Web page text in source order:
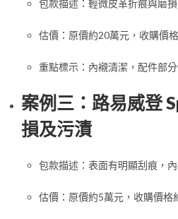
包款描述：輕微皮革折痕與磨
估價：原價約20萬元，收購價
重點標示：內襯清潔，配件部
案例三：路易威登
損及污漬
包款描述：表面有明顯刮痕，
估價：原價約5萬元，收購價格